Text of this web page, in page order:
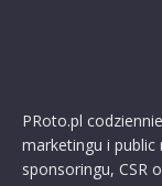
PRoto.pl
marketingu i public
sponsoringu, CSR